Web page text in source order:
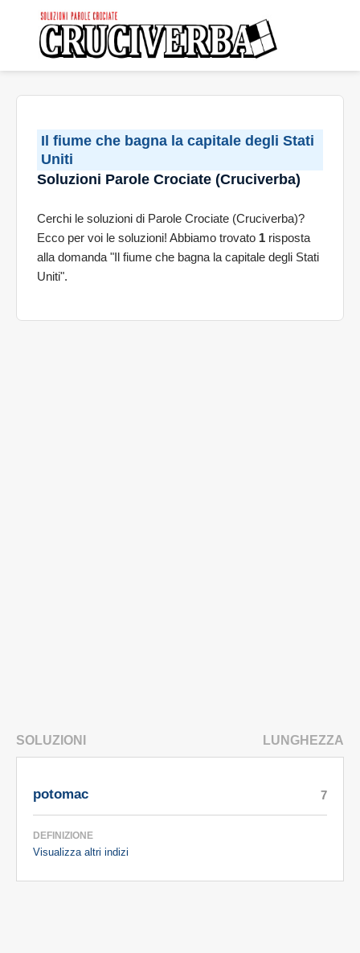
Il fiume che bagna la capitale degli Stati
Uniti
Soluzioni Parole Crociate (Cruciverba)
Cerchi le soluzioni di Parole Crociate (Cruciverba)?
Ecco per voi le soluzioni! Abbiamo trovato 1 risposta
alla domanda "Il fiume che bagna la capitale degli Stati
Uniti".
SOLUZIONI LUNGHEZZA
potomac
DEFINIZIONE
Visualizza altri indizi
7